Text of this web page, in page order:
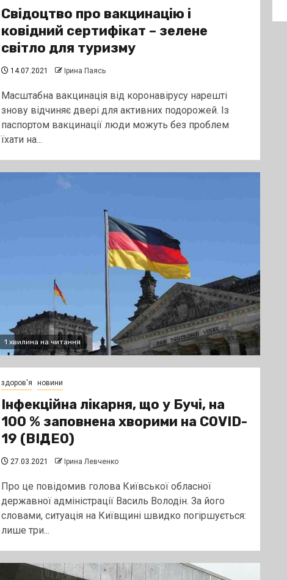
Свідоцтво про вакцинацію і
ковідний сертифікат – зелене
світло для туризму
14.07.2021 Ірина Паясь
Масштабна вакцинація від коронавірусу нарешті
знову відчиняє двері для активних подорожей. Із
паспортом вакцинації люди можуть без проблем
їхати на...
1 хвилина на читання
здоров'я новини
Інфекційна лікарня, що у Бучі, на
100 % заповнена хворими на COVID-
19 (ВІДЕО)
27.03.2021 Ірина Левченко
Про це повідомив голова Київської обласної
державної адміністрації Василь Володін. За його
словами, ситуація на Київщині швидко погіршується:
лише три...